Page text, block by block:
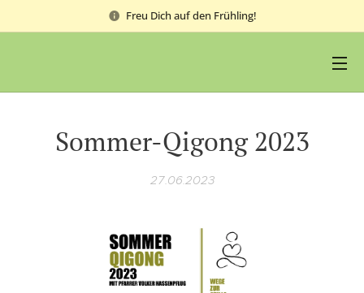
Freu Dich auf den Frühling!
Sommer-Qigong 2023
27.06.2023